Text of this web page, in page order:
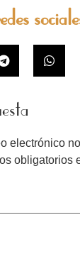
electrónico
obligatorios